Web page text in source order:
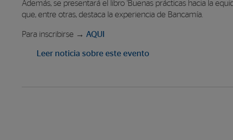
Además, se presentará el libro ‘Buenas prácticas hacia la
que, entre otras, destaca la experiencia de Bancamía.
Para inscribirse → AQUI
Leer noticia sobre este evento